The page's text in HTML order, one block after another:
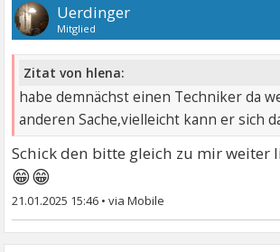
Uerdinger
Mitglied
Zitat von hlena:
habe demnächst einen Techniker da
anderen Sache,vielleicht kann er sich
Schick den bitte gleich zu mir weiter
😁😁
21.01.2025 15:46 •